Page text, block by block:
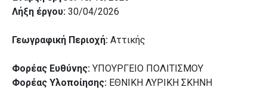
Λήξη έργου: 30/04/2026
Γεωγραφική Περιοχή: Αττικής
Φορέας Ευθύνης: ΥΠΟΥΡΓΕΙΟ ΠΟΛΙΤΙΣΜΟΥ
Φορέας Υλοποίησης: ΕΘΝΙΚΗ ΛΥΡΙΚΗ ΣΚΗΝΗ